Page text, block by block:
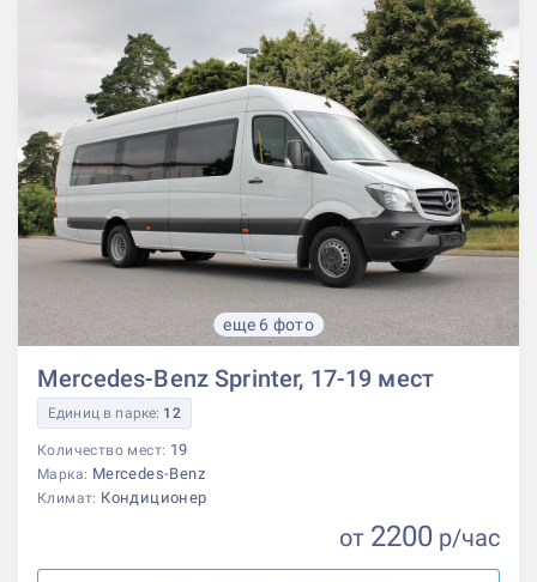
еще 6 фото
Mercedes-Benz Sprinter, 17-19 мест
Единиц в парке: 12
Количество мест: 19
Марка: Mercedes-Benz
Климат: Кондиционер
от 2200 р/час